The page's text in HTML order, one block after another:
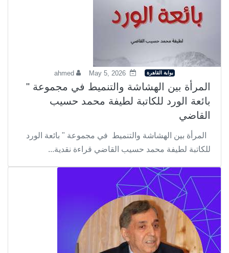
بوابة القاهرة May 5, 2026
ahmed
المرأة بين الهشاشة والتنميط في مجموعة "
بائعة الورد للكاتبة لطيفة محمد حسيب
القاضي
المرأة بين الهشاشة والتنميط في مجموعة " بائعة الورد
للكاتبة لطيفة محمد حسيب القاضي قراءة نقدية...